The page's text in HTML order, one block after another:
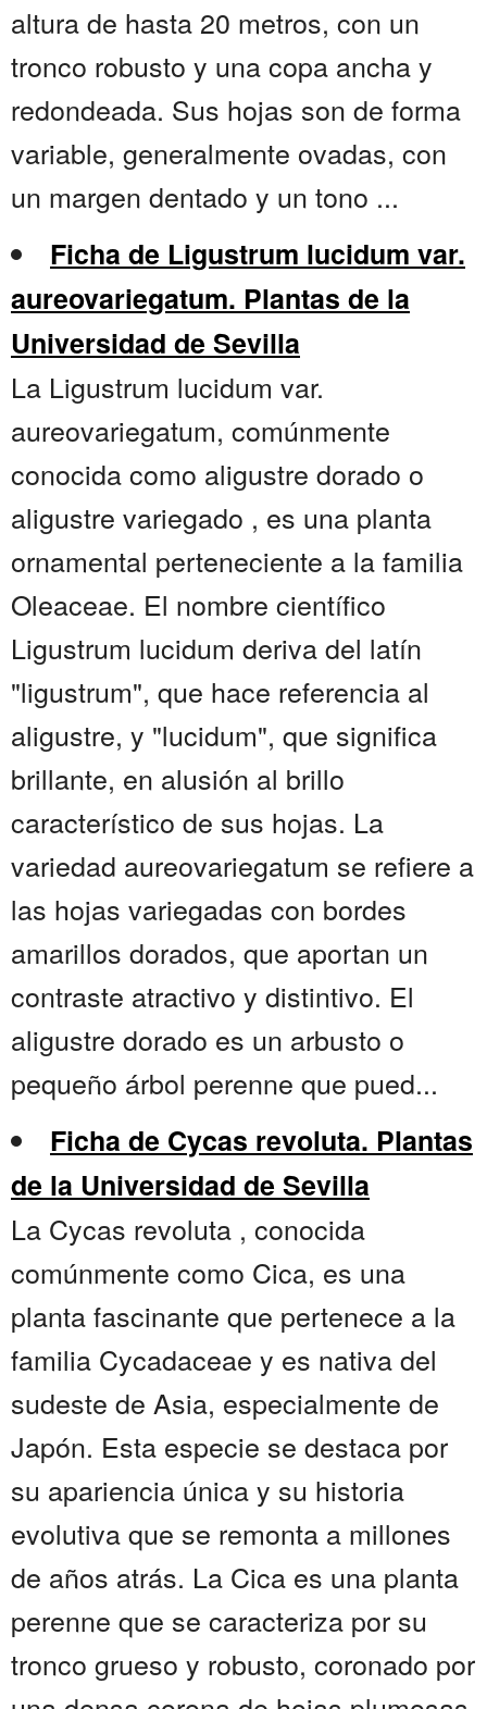
altura de hasta 20 metros, con un
tronco robusto y una copa ancha y
redondeada. Sus hojas son de forma
variable, generalmente ovadas, con
un margen dentado y un tono ...
Ficha de Ligustrum lucidum var.
aureovariegatum. Plantas de la
Universidad de Sevilla
La Ligustrum lucidum var.
aureovariegatum, comúnmente
conocida como aligustre dorado o
aligustre variegado , es una planta
ornamental perteneciente a la familia
Oleaceae. El nombre científico
Ligustrum lucidum deriva del latín
"ligustrum", que hace referencia al
aligustre, y "lucidum", que significa
brillante, en alusión al brillo
característico de sus hojas. La
variedad aureovariegatum se refiere a
las hojas variegadas con bordes
amarillos dorados, que aportan un
contraste atractivo y distintivo. El
aligustre dorado es un arbusto o
pequeño árbol perenne que pued...
Ficha de Cycas revoluta. Plantas
de la Universidad de Sevilla
La Cycas revoluta , conocida
comúnmente como Cica, es una
planta fascinante que pertenece a la
familia Cycadaceae y es nativa del
sudeste de Asia, especialmente de
Japón. Esta especie se destaca por
su apariencia única y su historia
evolutiva que se remonta a millones
de años atrás. La Cica es una planta
perenne que se caracteriza por su
tronco grueso y robusto, coronado por